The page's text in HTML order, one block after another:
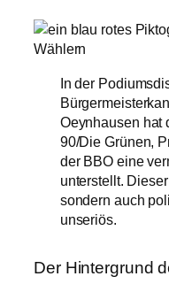
In der
Oeynhausen hat
90/Die Grünen,
der BBO eine
unterstellt.
sondern auch
unseriös.
Der Hintergrund